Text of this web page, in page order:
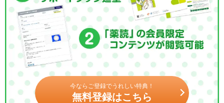
今ならご登録でうれしい特典！
無料登録はこちら